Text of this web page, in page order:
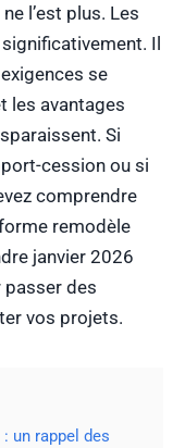
l’est plus. Les
Il
se
les avantages
Si
cession ou si
comprendre
remodèle
janvier 2026
passer des
vos projets.
un rappel des